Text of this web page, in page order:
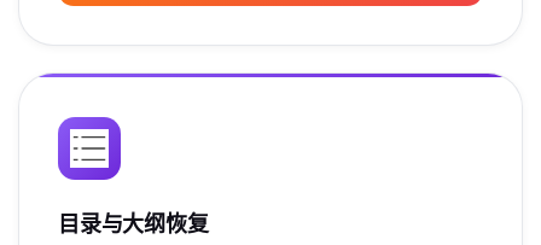
目录与大纲恢复